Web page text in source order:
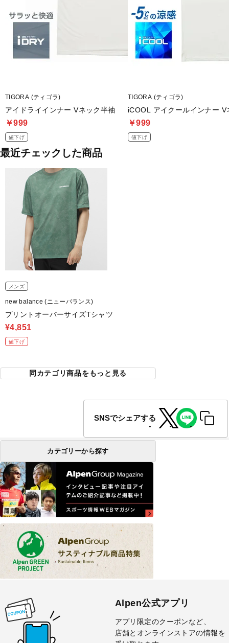
TIGORA (ティゴラ)
アイドライインナー Vネック半袖
￥999
値下げ
TIGORA (ティゴラ)
iCOOL アイクールインナー
￥999
値下げ
最近チェックした商品
メンズ
new balance (ニューバランス)
プリントオーバーサイズTシャツ
¥4,851
値下げ
同カテゴリ商品をもっと見る
SNSでシェアする
カテゴリーから探す
Alpen公式アプリ
アプリ限定のクーポンなど、
店舗とオンラインストアの情報を